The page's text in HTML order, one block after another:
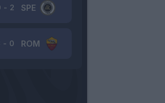
SPE
- 2
ROM
- 0